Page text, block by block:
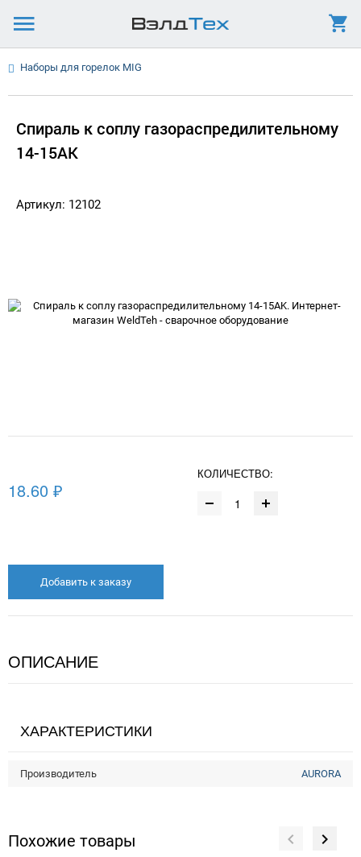
Наборы для горелок MIG
Спираль к соплу газораспредилительному
14-15AK
Артикул: 12102
18.60 ₽
КОЛИЧЕСТВО:
Добавить к заказу
ОПИСАНИЕ
ХАРАКТЕРИСТИКИ
Производитель AURORA
Похожие товары